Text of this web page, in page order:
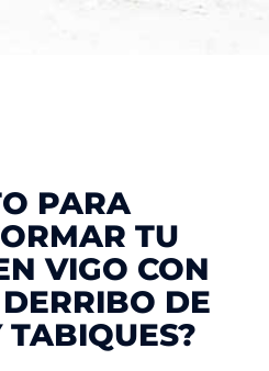
PARA
TU
VIGO CON
DE
TABIQUES?